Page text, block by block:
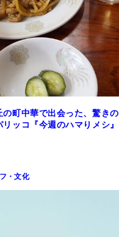
の町中華で出会った、驚きの
ッコ『今週のハマりメシ』
・文化